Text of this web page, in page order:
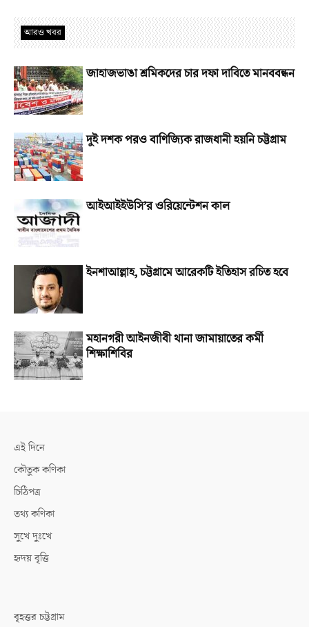
আরও খবর
জাহাজভাঙা শ্রমিকদের চার দফা দাবিতে মানববন্ধন
দুই দশক পরও বাণিজ্যিক রাজধানী হয়নি চট্টগ্রাম
আইআইইউসি’র ওরিয়েন্টেশন কাল
ইনশাআল্লাহ, চট্টগ্রামে আরেকটি ইতিহাস রচিত হবে
মহানগরী আইনজীবী থানা জামায়াতের কর্মী
শিক্ষাশিবির
এই দিনে
কৌতুক কণিকা
চিঠিপত্র
তথ্য কণিকা
সুখে দুঃখে
হৃদয় বৃত্তি
বৃহত্তর চট্টগ্রাম